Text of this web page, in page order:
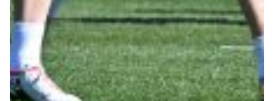
Accessori
Party
Outlet